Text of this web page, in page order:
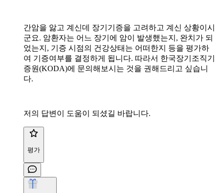
간암을 앓고 계신데 장기기증을 고려하고 계신 상황이시
군요. 암환자는 어느 장기에 암이 발생했는지, 완치가 되
었는지, 기증 시점의 건강상태는 어떠한지 등을 평가하
여 기증여부를 결정하게 됩니다. 따라서 한국장기조직기
증원(KODA)에 문의해보시는 것을 권해드리고 싶습니
다.
저의 답변이 도움이 되셨길 바랍니다.
평가